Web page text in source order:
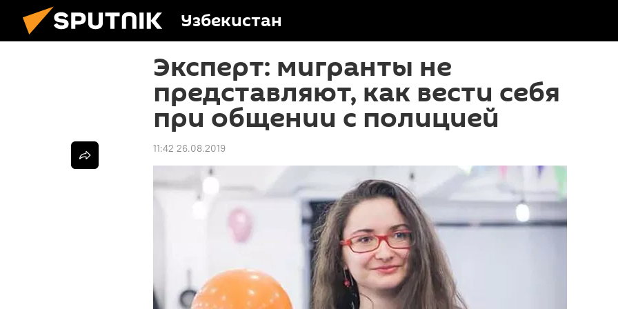
Узбекистан
Эксперт: мигранты не
представляют, как вести себя
при общении с полицией
11:42 26.08.2019